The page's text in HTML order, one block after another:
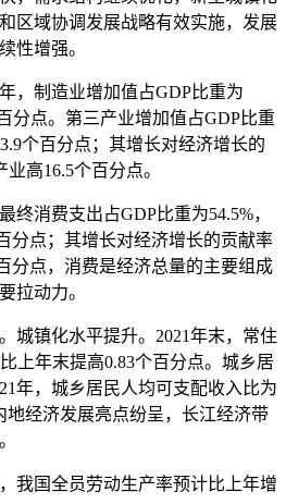
区域协调发展战略有效实施，发展
性增强。
，制造业增加值占GDP比重为
分点。第三产业增加值占GDP比重
个百分点；其增长对经济增长的
高16.5个百分点。
终消费支出占GDP比重为54.5%，
分点；其增长对经济增长的贡献率
分点，消费是经济总量的主要组成
拉动力。
城镇化水平提升。2021年末，常住
上年末提高0.83个百分点。城乡居
年，城乡居民人均可支配收入比为
地经济发展亮点纷呈，长江经济带
我国全员劳动生产率预计比上年增